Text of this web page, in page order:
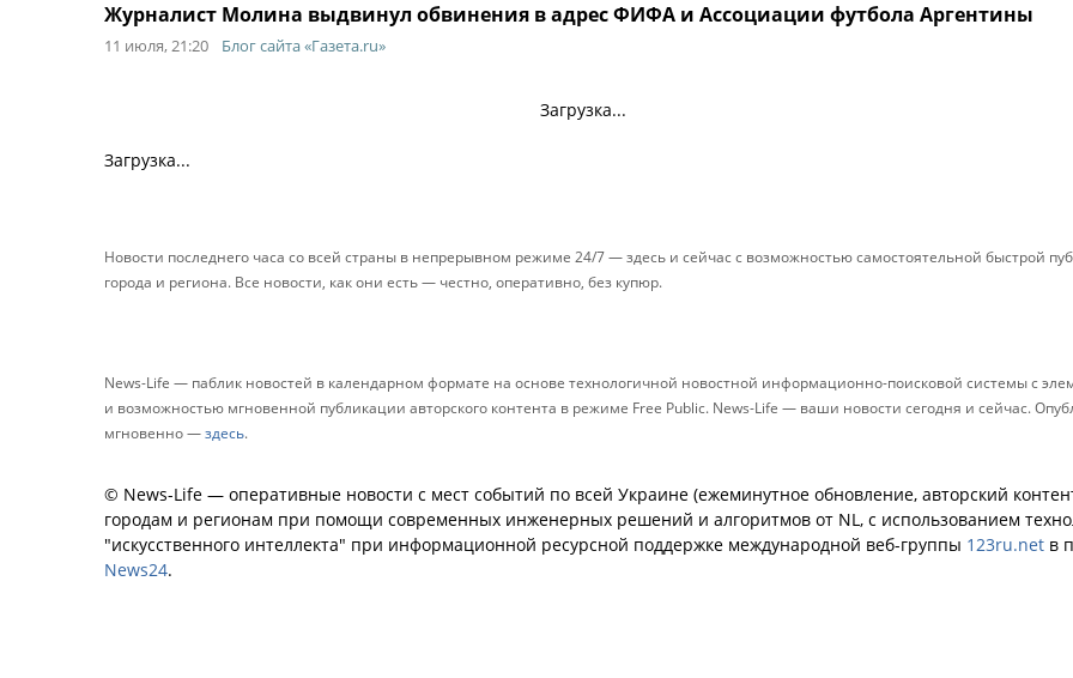
Журналист Молина выдвинул обвинения в адрес ФИФА и Ассоциации футбола Аргентины
11 июля, 21:20 Блог сайта «Газета.ru»
Загрузка...
Загрузка...
Новости последнего часа со всей страны в непрерывном режиме 24/7 — здесь и сейчас с возможностью самостоятельной быстрой
города и региона. Все новости, как они есть — честно, оперативно, без купюр.
News-Life — паблик новостей в календарном формате на основе технологичной новостной информационно-поисковой системы с
и возможностью мгновенной публикации авторского контента в режиме Free Public. News-Life — ваши новости сегодня и сейчас.
мгновенно —здесь.
© News-Life — оперативные новости с мест событий по всей Украине (ежеминутное обновление, авторский
городам и регионам при помощи современных инженерных решений и алгоритмов от NL, с использованием
"искусственного интеллекта" при информационной ресурсной поддержке международной веб-группы 123ru.net в
News24.